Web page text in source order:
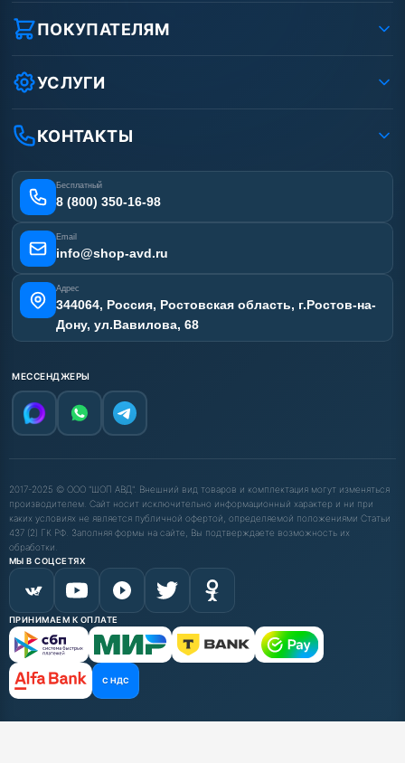
Реквизиты ООО «Шоп АВД»
Условия соглашения
Вакансии
Статьи
ПОКУПАТЕЛЯМ
Как заказать?
Оплата
Лизинг
Получить скидку
УСЛУГИ
Ремонт АВД
Сертификаты
Отзывы наших клиентов
Карта сайта
КОНТАКТЫ
Бесплатный
8 (800) 350-16-98
Email
info@shop-avd.ru
Адрес
344064, Россия, Ростовская область, г.Ростов-на-
Дону, ул.Вавилова, 68
МЕССЕНДЖЕРЫ
2017-2025 © ООО "ШОП АВД". Внешний вид товаров и комплектация могут изменяться
производителем. Сайт носит исключительно информационный характер и ни при
каких условиях не является публичной офертой, определяемой положениями Статьи
437 (2) ГК РФ. Заполняя формы на сайте, Вы подтверждаете возможность их
обработки.
МЫ В СОЦСЕТЯХ
ПРИНИМАЕМ К ОПЛАТЕ
С НДС